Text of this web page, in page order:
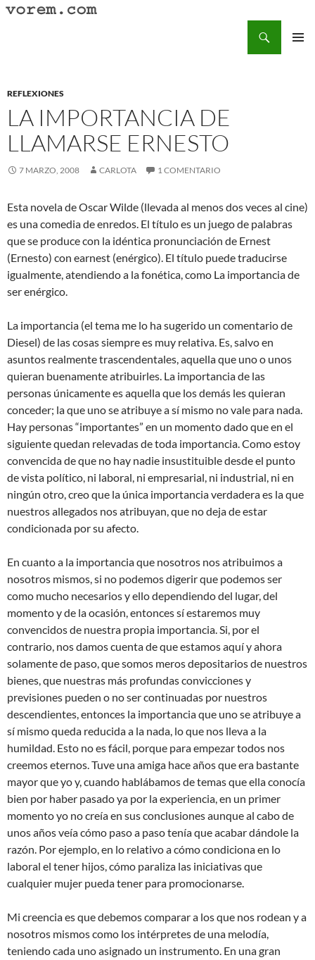
Saltar
REFLEXIONES
LA IMPORTANCIA DE
LLAMARSE ERNESTO
7 MARZO, 2008 CARLOTA 1 COMENTARIO
Esta novela de Oscar Wilde (llevada al menos dos veces al cine)
es una comedia de enredos. El título es un juego de palabras
que se produce con la idéntica pronunciación de Ernest
(Ernesto) con earnest (enérgico). El título puede traducirse
igualmente, atendiendo a la fonética, como La importancia de
ser enérgico.
La importancia (el tema me lo ha sugerido un comentario de
Diesel) de las cosas siempre es muy relativa. Es, salvo en
asuntos realmente trascendentales, aquella que uno o unos
quieran buenamente atribuirles. La importancia de las
personas únicamente es aquella que los demás les quieran
conceder; la que uno se atribuye a sí mismo no vale para nada.
Hay personas “importantes” en un momento dado que en el
siguiente quedan relevadas de toda importancia. Como estoy
convencida de que no hay nadie insustituible desde el punto
de vista político, ni laboral, ni empresarial, ni industrial, ni en
ningún otro, creo que la única importancia verdadera es la que
nuestros allegados nos atribuyan, que no deja de estar
condicionada por su afecto.
En cuanto a la importancia que nosotros nos atribuimos a
nosotros mismos, si no podemos digerir que podemos ser
como mucho necesarios y ello dependiendo del lugar, del
momento y de la ocasión, entonces sí estaremos muy
convencidos de nuestra propia importancia. Si, por el
contrario, nos damos cuenta de que estamos aquí y ahora
solamente de paso, que somos meros depositarios de nuestros
bienes, que nuestras más profundas convicciones y
previsiones pueden o no ser continuadas por nuestros
descendientes, entonces la importancia que uno se atribuye a
sí mismo queda reducida a la nada, lo que nos lleva a la
humildad. Esto no es fácil, porque para empezar todos nos
creemos eternos. Tuve una amiga hace años que era bastante
mayor que yo y, cuando hablábamos de temas que ella conocía
bien por haber pasado ya por la experiencia, en un primer
momento yo no creía en sus conclusiones aunque al cabo de
unos años veía cómo paso a paso tenía que acabar dándole la
razón. Por ejemplo, en lo relativo a cómo condiciona en lo
laboral el tener hijos, cómo paraliza las iniciativas que
cualquier mujer pueda tener para promocionarse.
Mi creencia es que debemos comparar a los que nos rodean y a
nosotros mismos como los intérpretes de una melodía,
teniendo cada uno asignado un instrumento. En una gran